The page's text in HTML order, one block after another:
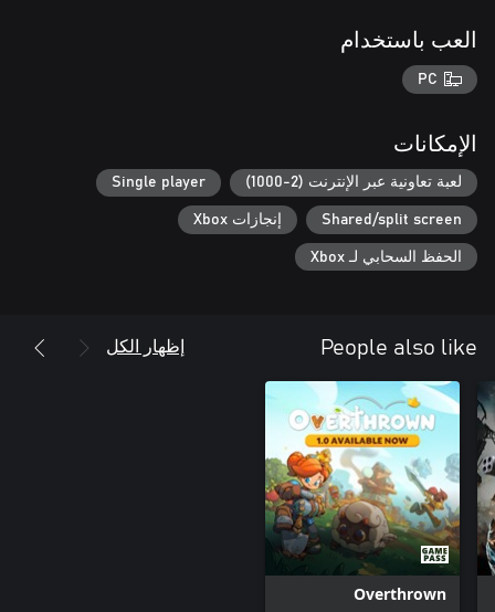
العب باستخدام
PC
الإمكانات
لعبة تعاونية عبر الإنترنت (2-1000) Single player
Shared/split screen إنجازات Xbox
الحفظ السحابي لـ Xbox
People also like إظهار الكل
Overthrown